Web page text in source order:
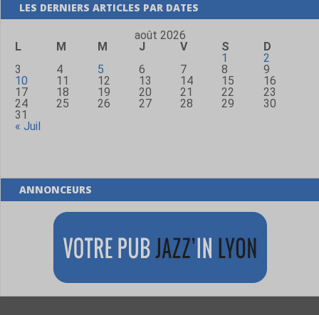
LES DERNIERS ARTICLES PAR DATES
août 2026
L
M M J V S
D
1
2
3
4 5 6 7 8
9
10
11 12 13 14 15
16
17
18 19 20 21 22
23
24
25 26 27 28 29
30
31
« Juil
ANNONCEURS